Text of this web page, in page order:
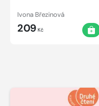
Ivona Březinová
209 Kč